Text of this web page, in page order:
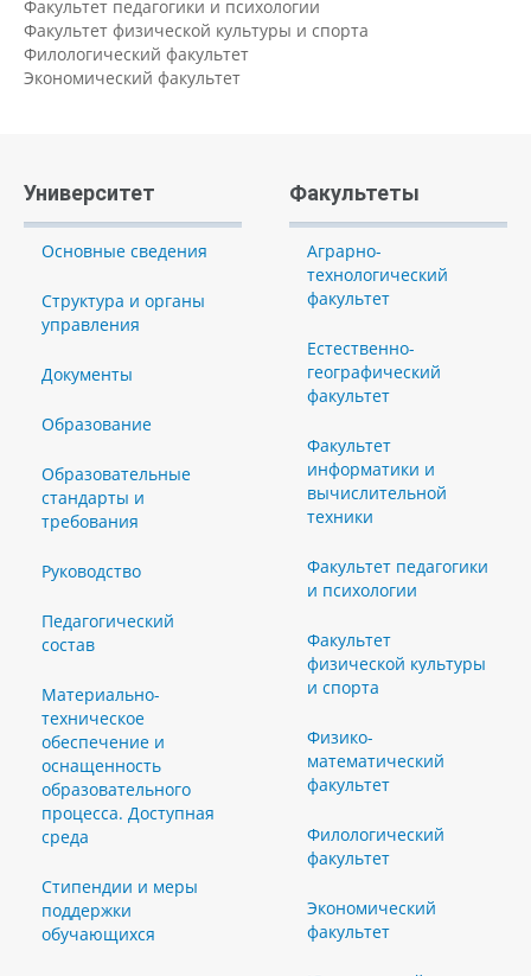
Факультет педагогики и психологии
Факультет физической культуры и спорта
Филологический факультет
Экономический факультет
Университет
Основные сведения
Структура и органы
управления
Документы
Образование
Образовательные
стандарты и
требования
Руководство
Педагогический
состав
Материально-
техническое
обеспечение и
оснащенность
образовательного
процесса. Доступная
среда
Стипендии и меры
поддержки
обучающихся
Факультеты
Аграрно-
технологический
факультет
Естественно-
географический
факультет
Факультет
информатики и
вычислительной
техники
Факультет педагогики
и психологии
Факультет
физической культуры
и спорта
Физико-
математический
факультет
Филологический
факультет
Экономический
факультет